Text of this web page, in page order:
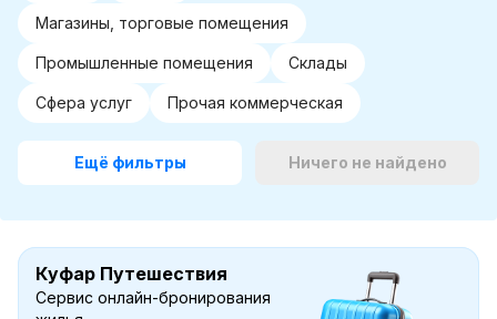
Магазины, торговые помещения
Промышленные помещения Склады
Сфера услуг Прочая коммерческая
Ещё фильтры Ничего не найдено
Куфар Путешествия
Сервис онлайн-бронирования